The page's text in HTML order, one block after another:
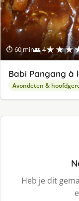
⏱ 60 min👥 4
Babi Pangang à
Avondeten &
Heb je dit